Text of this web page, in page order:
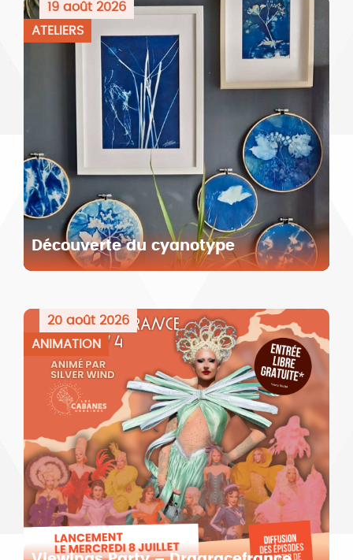
Découverte du cyanotype
19 août 2026
ATELIERS
20 août 2026
ANIMATION